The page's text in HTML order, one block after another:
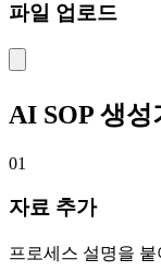
파일 업로드
AI SOP 생성
01
자료 추가
프로세스 설명을